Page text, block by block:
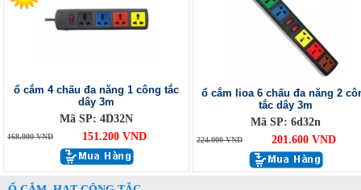
ổ cắm 4 chấu đa năng 1 công tắc
dây 3m
Mã SP: 4D32N
168.000 VND 151.200 VND
ổ cắm lioa 6 chấu đa năng 2
tắc dây 3m
Mã SP: 6d32n
224.000 VND 201.600 VND